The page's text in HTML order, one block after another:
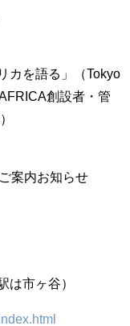
カを語る」（Tokyo
創設者・管
案内お知らせ
は市ヶ谷）